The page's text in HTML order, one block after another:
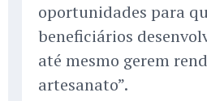
oportunidades para
beneficiários
até mesmo gerem
artesanato”.